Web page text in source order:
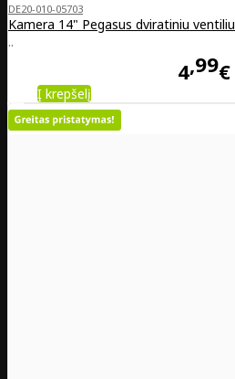
DE20-010-05703
Kamera 14" Pegasus dviratiniu ventiliu
..
4 99€
Į krepšelį